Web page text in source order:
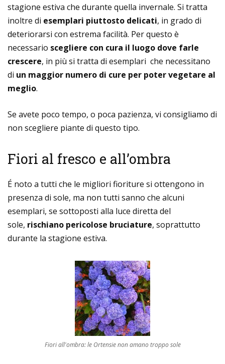
stagione estiva che durante quella invernale. Si tratta
inoltre di esemplari piuttosto delicati, in grado di
deteriorarsi con estrema facilità. Per questo è
necessario scegliere con cura il luogo dove farle
crescere, in più si tratta di esemplari che necessitano
di un maggior numero di cure per poter vegetare al
meglio.
Se avete poco tempo, o poca pazienza, vi consigliamo di
non scegliere piante di questo tipo.
Fiori al fresco e all’ombra
É noto a tutti che le migliori fioriture si ottengono in
presenza di sole, ma non tutti sanno che alcuni
esemplari, se sottoposti alla luce diretta del
sole, rischiano pericolose bruciature, soprattutto
durante la stagione estiva.
Fiori all'ombra: le Ortensie non amano troppo sole